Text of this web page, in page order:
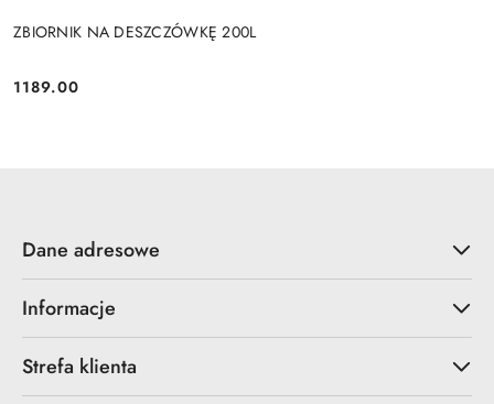
ZBIORNIK NA DESZCZÓWKĘ 200L
Cena:
1189.00
Dane adresowe
Informacje
Strefa klienta